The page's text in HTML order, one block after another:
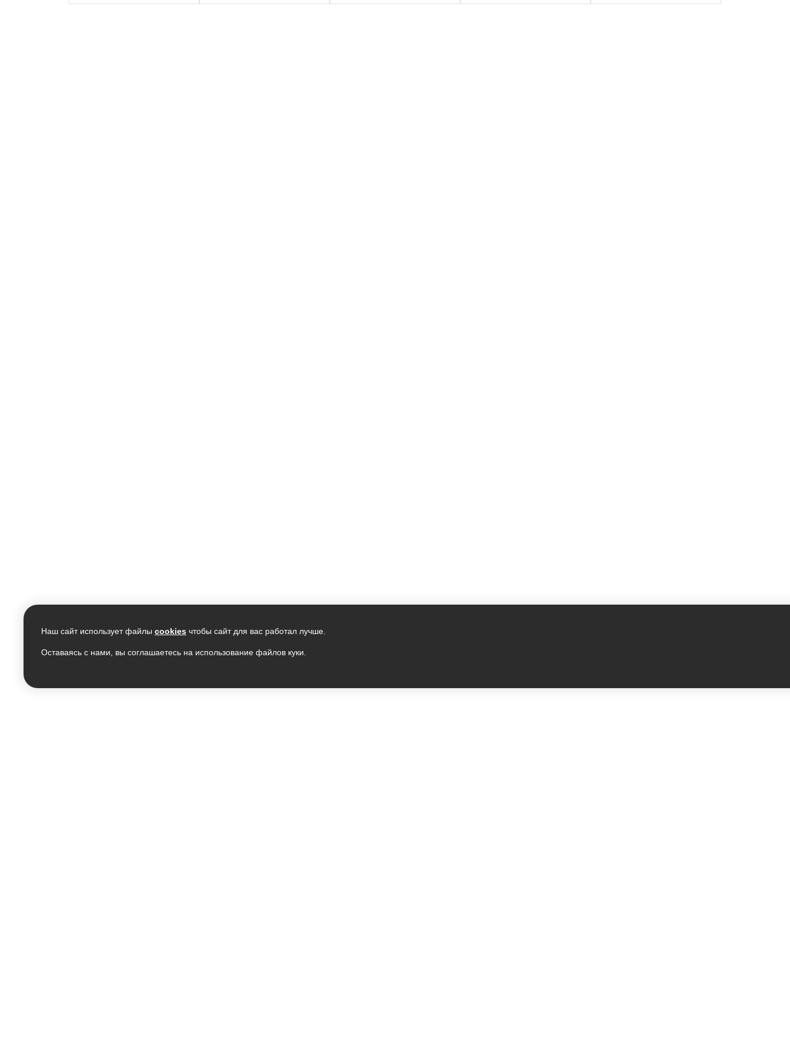
Наш сайт использует файлы cookies чтобы сайт для вас работал лучше.
Оставаясь с нами, вы соглашаетесь на использование файлов куки.